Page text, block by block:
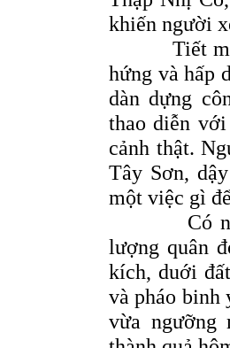
khiến người
Tiết mục
hứng và hấp
dàn dựng
thao diễn
cảnh thật.
Tây Sơn,
một việc gì
Có
lượng quân
kích, duới
và pháo binh
vừa